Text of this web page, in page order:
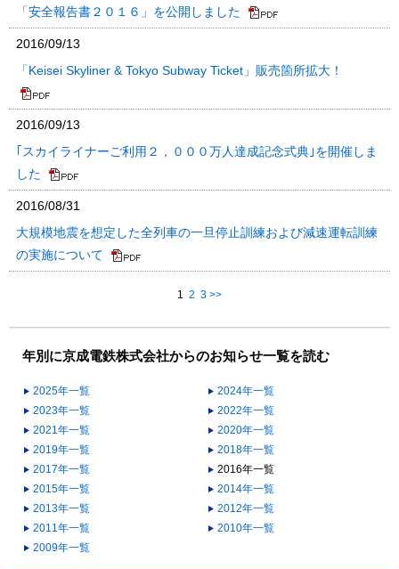
「安全報告書２０１６」を公開しました
2016/09/13
「Keisei Skyliner & Tokyo Subway Ticket」販売箇所拡大！
2016/09/13
｢スカイライナーご利用２，０００万人達成記念式典｣を開催しま
した
2016/08/31
大規模地震を想定した全列車の一旦停止訓練および減速運転訓練
の実施について
1 2 3 >>
年別に京成電鉄株式会社からのお知らせ一覧を読む
2025年一覧
2024年一覧
2023年一覧
2022年一覧
2021年一覧
2020年一覧
2019年一覧
2018年一覧
2017年一覧
2016年一覧
2015年一覧
2014年一覧
2013年一覧
2012年一覧
2011年一覧
2010年一覧
2009年一覧